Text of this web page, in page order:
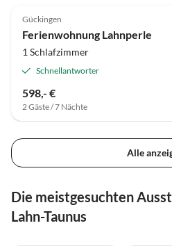
Gückingen
Ferienwohnung Lahnperle
1 Schlafzimmer
Schnellantworter
598,- €
2 Gäste / 7 Nächte
Alle
Die meistgesuchten
Lahn-Taunus